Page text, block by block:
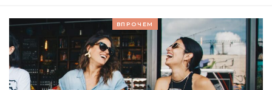
ВПРОЧЕМ